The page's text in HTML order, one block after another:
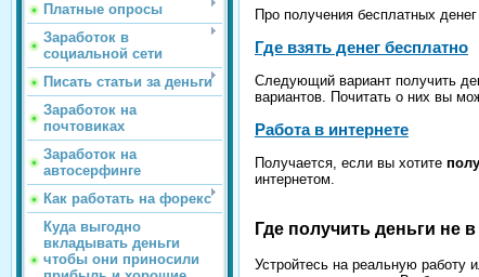
Платные опросы
Заработок в
социальной сети
Писать статьи за деньги
Заработок на
почтовиках
Заработок на
автосерфинге
Как работать на форекс
Куда выгодно
вкладывать деньги
чтобы они приносили
Про получения бесплатных
Где взять денег бесплатно
Следующий вариант получить
вариантов. Почитать о них вы
Работа в интернете
Получается, если вы хотите
интернетом.
Где получить деньги не
Устройтесь на реальную работу